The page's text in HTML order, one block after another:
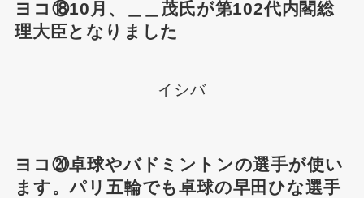
ヨコ⑱10月、＿＿茂氏が第102代内閣総
理大臣となりました
イシバ
ヨコ⑳卓球やバドミントンの選手が使い
ます。パリ五輪でも卓球の早田ひな選手